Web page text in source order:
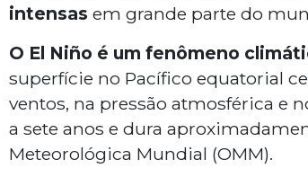
intensas em grande parte do
O El Niño é um fenômeno
superfície no Pacífico equatorial
ventos, na pressão atmosférica e
a sete anos e dura
Meteorológica Mundial (OMM).